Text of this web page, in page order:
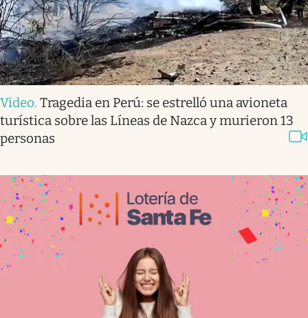
Video. Tragedia en Perú: se estrelló una avioneta
turística sobre las Líneas de Nazca y murieron 13
personas